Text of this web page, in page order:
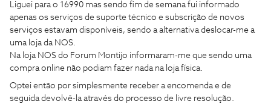
Liguei para o 16990 mas sendo fim de semana fui informado
apenas os serviços de suporte técnico e subscrição de novos
serviços estavam disponíveis, sendo a alternativa deslocar-me a
uma loja da NOS.
Na loja NOS do Forum Montijo informaram-me que sendo uma
compra online não podiam fazer nada na loja física.
Optei então por simplesmente receber a encomenda e de
seguida devolvê-la através do processo de livre resolução.